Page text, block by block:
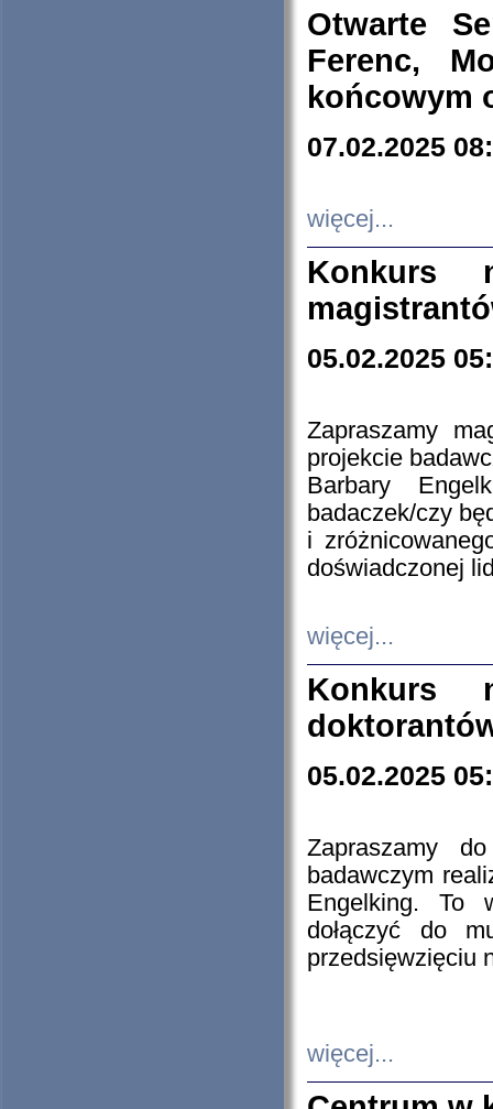
Otwarte
Ferenc,
końcowym
07.02.2025
więcej...
Konkurs
05.02.2025
Zapraszamy
projekcie
Barbary
badaczek/czy
i
doświadczonej
więcej...
Konkurs
05.02.2025
Zapraszamy
badawczym
Engelking. To
dołączyć do
przedsięwzięciu
więcej...